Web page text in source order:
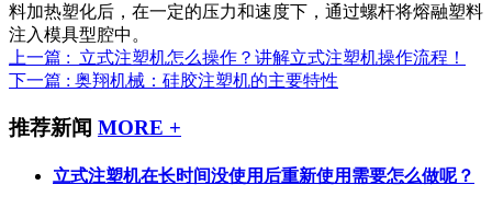
料加热塑化后，在一定的压力和速度下，通过螺杆将熔融塑料
注入模具型腔中。
上一篇 : 立式注塑机怎么操作？讲解立式注塑机操作流程！
下一篇 : 奥翔机械：硅胶注塑机的主要特性
推荐新闻 MORE +
立式注塑机在长时间没使用后重新使用需要怎么做呢？